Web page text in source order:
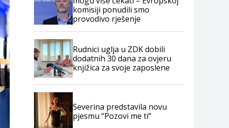
komisiji ponudili smo
provodivo rješenje
Rudnici uglja u ZDK dobili
dodatnih 30 dana za ovjeru
knjižica za svoje zaposlene
Severina predstavila novu
pjesmu “Pozovi me ti”